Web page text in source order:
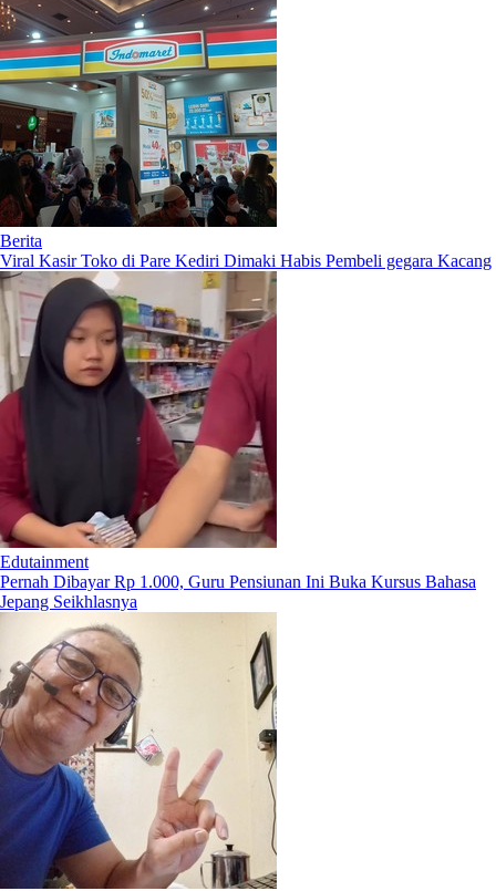
Berita
Viral Kasir Toko di Pare Kediri Dimaki Habis Pembeli gegara Kacang
Edutainment
Pernah Dibayar Rp 1.000, Guru Pensiunan Ini Buka Kursus Bahasa
Jepang Seikhlasnya